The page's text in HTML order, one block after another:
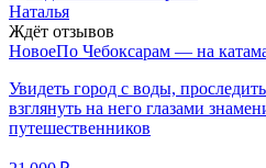
Наталья
Ждёт отзывов
НовоеПо Чебоксарам — на
Увидеть город с воды,
взглянуть на него глазами
путешественников